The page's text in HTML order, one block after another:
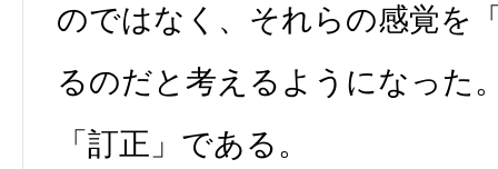
のではなく、それらの感覚を
るのだと考えるようになった
「訂正」である。